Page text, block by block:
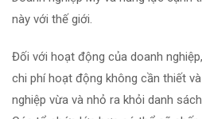
này với thế giới.
Đối với hoạt động của doanh
chi phí hoạt động không cần thiết
nghiệp vừa và nhỏ ra khỏi danh